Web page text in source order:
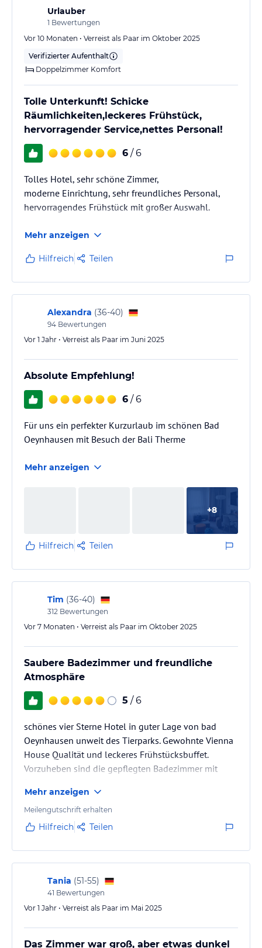
Urlauber
1 Bewertungen
Vor 10 Monaten • Verreist als Paar im Oktober 2025
Verifizierter Aufenthalt
Doppelzimmer Komfort
Tolle Unterkunft! Schicke
Räumlichkeiten,leckeres Frühstück,
hervorragender Service,nettes Personal!
6 / 6
Tolles Hotel, sehr schöne Zimmer,
moderne Einrichtung, sehr freundliches Personal,
hervorragendes Frühstück mit großer Auswahl.
Mehr anzeigen
Hilfreich Teilen
Alexandra (36-40)
94 Bewertungen
Vor 1 Jahr • Verreist als Paar im Juni 2025
Absolute Empfehlung!
6 / 6
Für uns ein perfekter Kurzurlaub im schönen Bad
Oeynhausen mit Besuch der Bali Therme
Mehr anzeigen
+8
Hilfreich Teilen
Tim (36-40)
312 Bewertungen
Vor 7 Monaten • Verreist als Paar im Oktober 2025
Saubere Badezimmer und freundliche
Atmosphäre
5 / 6
schönes vier Sterne Hotel in guter Lage von bad
Oeynhausen unweit des Tierparks. Gewohnte Vienna
House Qualität und leckeres Frühstücksbuffet.
Vorzuheben sind die gepflegten Badezimmer mit
Mehr anzeigen
Meilengutschrift erhalten
Hilfreich Teilen
Tania (51-55)
41 Bewertungen
Vor 1 Jahr • Verreist als Paar im Mai 2025
Das Zimmer war groß, aber etwas dunkel